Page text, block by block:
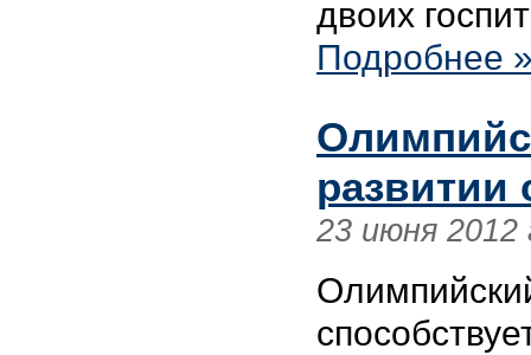
двоих
Подробнее
развитии
23 июня 2012